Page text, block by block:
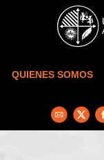
Skip to main content
QUIENES SOMOS